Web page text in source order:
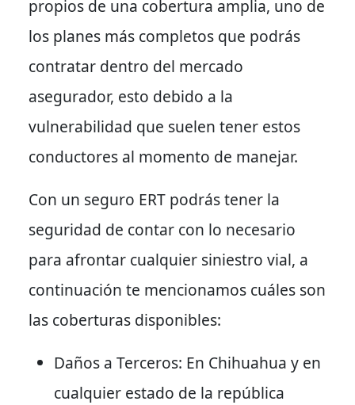
propios de una cobertura amplia, uno de
los planes más completos que podrás
contratar dentro del mercado
asegurador, esto debido a la
vulnerabilidad que suelen tener estos
conductores al momento de manejar.
Con un seguro ERT podrás tener la
seguridad de contar con lo necesario
para afrontar cualquier siniestro vial, a
continuación te mencionamos cuáles son
las coberturas disponibles:
Daños a Terceros: En Chihuahua y en
cualquier estado de la república